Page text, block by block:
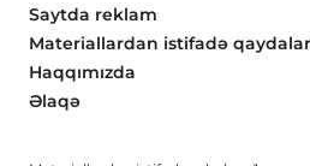
Saytda reklam
Materiallardan istifadə
Haqqımızda
Əlaqə